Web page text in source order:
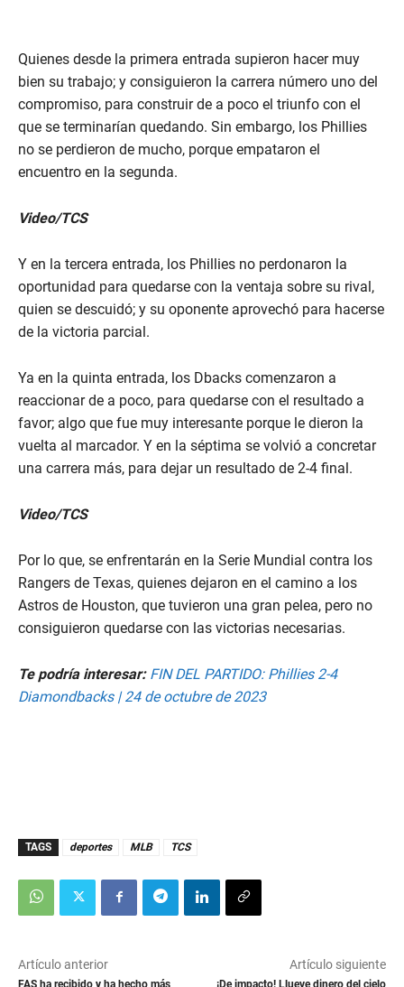
Quienes desde la primera entrada supieron hacer muy
bien su trabajo; y consiguieron la carrera número uno del
compromiso, para construir de a poco el triunfo con el
que se terminarían quedando. Sin embargo, los Phillies
no se perdieron de mucho, porque empataron el
encuentro en la segunda.
Video/TCS
Y en la tercera entrada, los Phillies no perdonaron la
oportunidad para quedarse con la ventaja sobre su rival,
quien se descuidó; y su oponente aprovechó para hacerse
de la victoria parcial.
Ya en la quinta entrada, los Dbacks comenzaron a
reaccionar de a poco, para quedarse con el resultado a
favor; algo que fue muy interesante porque le dieron la
vuelta al marcador. Y en la séptima se volvió a concretar
una carrera más, para dejar un resultado de 2-4 final.
Video/TCS
Por lo que, se enfrentarán en la Serie Mundial contra los
Rangers de Texas, quienes dejaron en el camino a los
Astros de Houston, que tuvieron una gran pelea, pero no
consiguieron quedarse con las victorias necesarias.
Te podría interesar: FIN DEL PARTIDO: Phillies 2-4
Diamondbacks | 24 de octubre de 2023
TAGS deportes MLB TCS
Artículo anterior
FAS ha recibido y ha hecho más
Artículo siguiente
¡De impacto! Llueve dinero del cielo